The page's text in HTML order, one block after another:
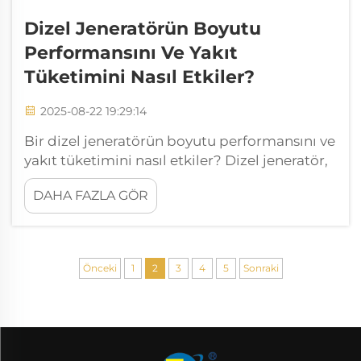
Dizel Jeneratörün Boyutu
Performansını Ve Yakıt
Tüketimini Nasıl Etkiler?
2025-08-22 19:29:14
Bir dizel jeneratörün boyutu performansını ve
yakıt tüketimini nasıl etkiler? Dizel jeneratör,
modern endüstrilerde, konut ortamlarında ve
şebeke dışı uygulamalarda en güvenilir güç
çözümlerinden biridir. Yedek elektrik sağlar...
DAHA FAZLA GÖR
Önceki 1 2 3 4 5 Sonraki